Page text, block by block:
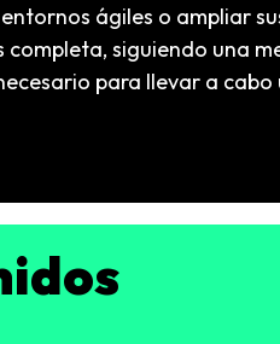
ágiles o ampliar
completa, siguiendo una
para llevar a